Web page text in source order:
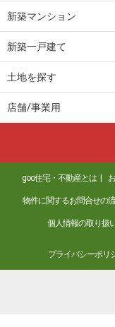
新築マンション
新築一戸建て
土地を探す
店舗/事業用
goo住宅・不動産とは
物件に関するお問合せの
個人情報の取り扱
プライバシーポリ